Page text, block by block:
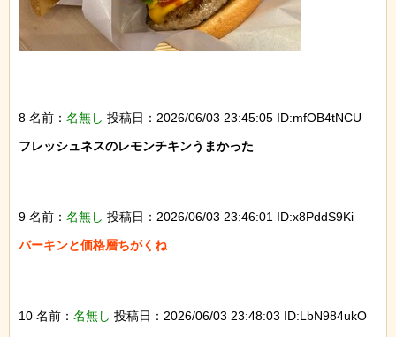
8 名前： 名無し 投稿日：2026/06/03 23:45:05 ID:mfOB4tNCU
フレッシュネスのレモンチキンうまかった
9 名前： 名無し 投稿日：2026/06/03 23:46:01 ID:x8PddS9Ki
バーキンと価格層ちがくね
10 名前： 名無し 投稿日：2026/06/03 23:48:03 ID:LbN984ukO